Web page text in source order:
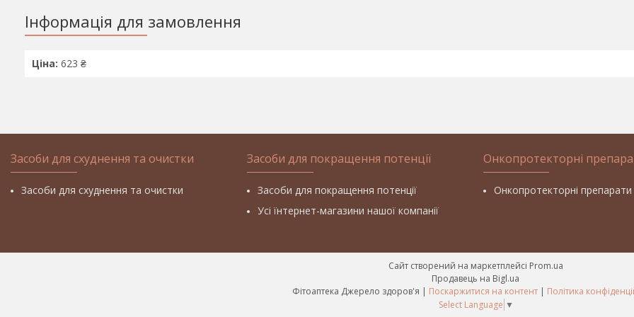
Інформація для замовлення
Ціна: 623 ₴
Засоби для схуднення та очистки
Засоби для схуднення та очистки
Засоби для покращення потенції
Засоби для покращення потенції
Усі їнтернет-магазини нашої компанії
Онкопротекторні
Онкопротекторні препарати
Сайт створений на маркетплейсі Prom.ua
Продавець на Bigl.ua
Фітоаптека Джерело здоров'я | Поскаржитися на контент | Політика
Select Language ▼